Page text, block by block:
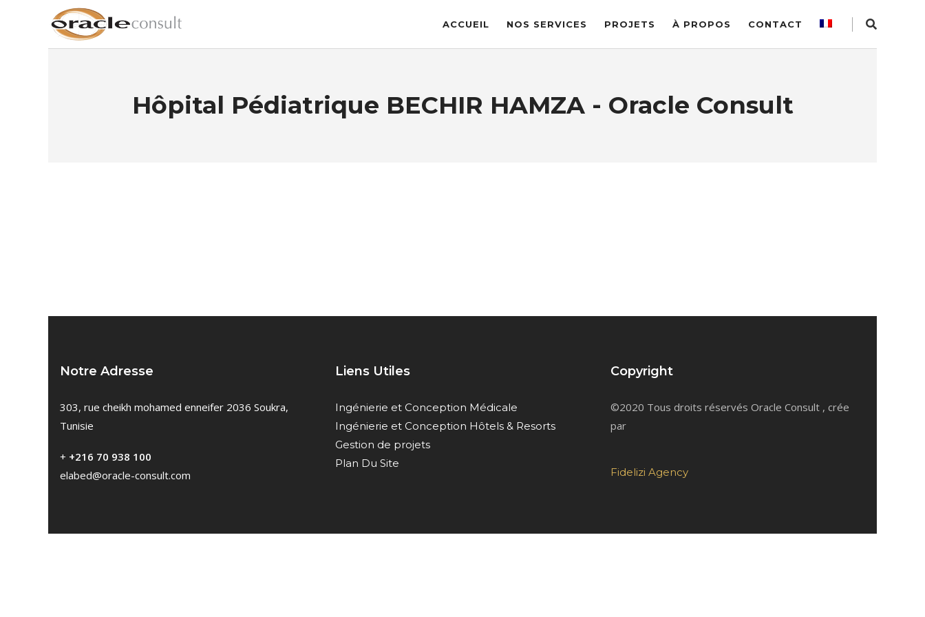
ACCUEIL NOS SERVICES PROJETS À PROPOS CONTACT
Hôpital Pédiatrique BECHIR HAMZA - Oracle Consult
Notre Adresse
303, rue cheikh mohamed enneifer 2036 Soukra,
Tunisie
+ +216 70 938 100
elabed@oracle-consult.com
Liens Utiles
Ingénierie et Conception Médicale
Ingénierie et Conception Hôtels & Resorts
Gestion de projets
Plan Du Site
Copyright
©2020 Tous droits réservés Oracle Consult , crée
par
Fidelizi Agency